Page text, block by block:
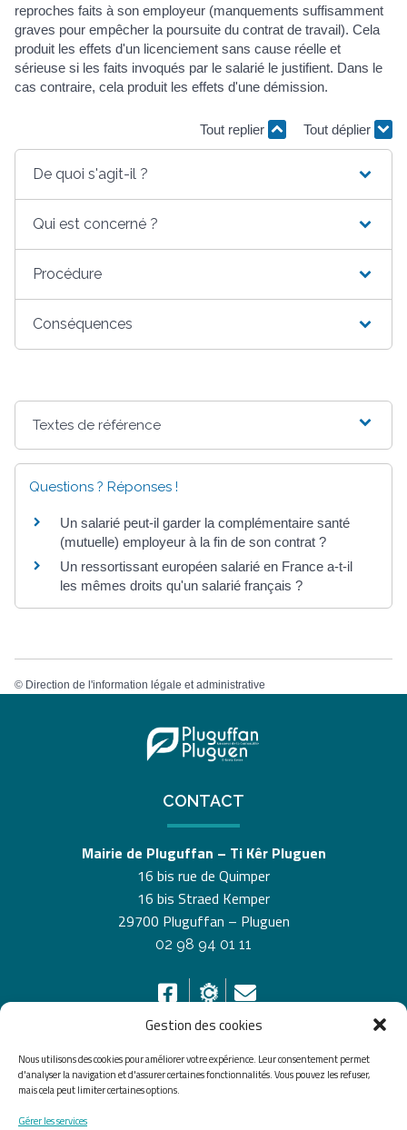
Gestion des cookies
Nous utilisons des cookies pour améliorer votre expérience. Leur consentement permet
d'analyser la navigation et d'assurer certaines fonctionnalités. Vous pouvez les refuser,
mais cela peut limiter certaines options.
Gérer les services
reproches faits à son employeur (manquements suffisamment
graves pour empêcher la poursuite du contrat de travail). Cela
produit les effets d'un licenciement sans cause réelle et
sérieuse si les faits invoqués par le salarié le justifient. Dans le
cas contraire, cela produit les effets d'une démission.
Tout replier Tout déplier
De quoi s'agit-il ?
Qui est concerné ?
Procédure
Conséquences
Textes de référence
Questions ? Réponses !
Un salarié peut-il garder la complémentaire santé
(mutuelle) employeur à la fin de son contrat ?
Un ressortissant européen salarié en France a-t-il
les mêmes droits qu'un salarié français ?
© Direction de l'information légale et administrative
CONTACT
Mairie de Pluguffan – Ti Kêr Pluguen
16 bis rue de Quimper
16 bis Straed Kemper
29700 Pluguffan – Pluguen
02 98 94 01 11
HORAIRES D’OUVERTURE
Du lundi au vendredi de 8h30 à 12h30 et de 13h30 à